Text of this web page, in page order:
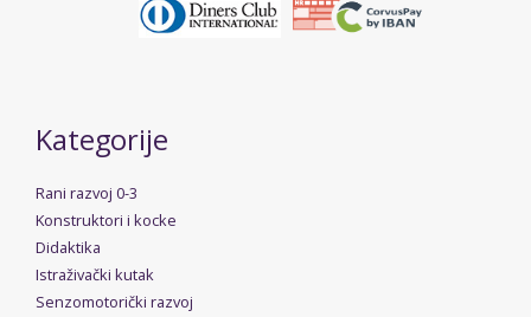
Kategorije
Rani razvoj 0-3
Konstruktori i kocke
Didaktika
Istraživački kutak
Senzomotorički razvoj